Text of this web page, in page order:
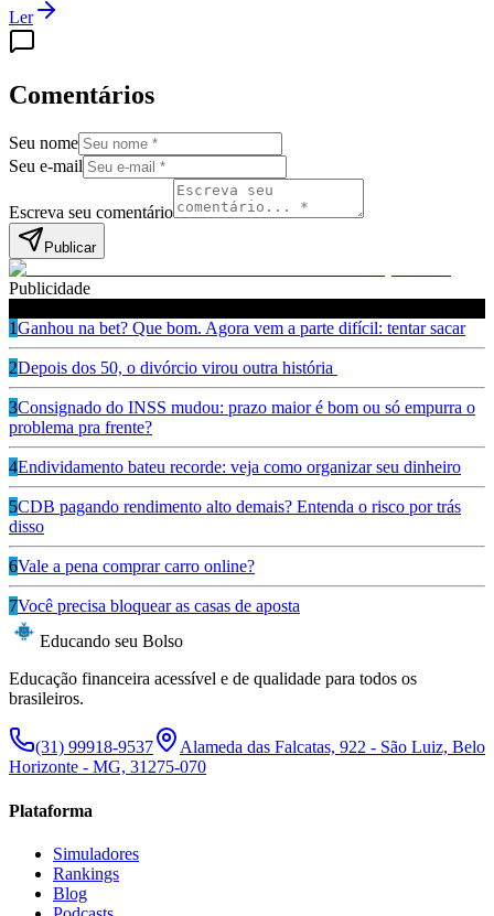
Ler
Comentários
Seu nome
Seu e-mail
Escreva seu comentário
Publicar
Publicidade
1Ganhou na bet? Que bom. Agora vem a parte difícil: tentar sacar
2Depois dos 50, o divórcio virou outra história
3Consignado do INSS mudou: prazo maior é bom ou só empurra o
problema pra frente?
4Endividamento bateu recorde: veja como organizar seu dinheiro
5CDB pagando rendimento alto demais? Entenda o risco por trás
disso
6Vale a pena comprar carro online?
7Você precisa bloquear as casas de aposta
Educando seu Bolso
Educação financeira acessível e de qualidade para todos os
brasileiros.
(31) 99918-9537
Alameda das Falcatas, 922 - São Luiz, Belo
Horizonte - MG, 31275-070
Plataforma
Simuladores
Rankings
Blog